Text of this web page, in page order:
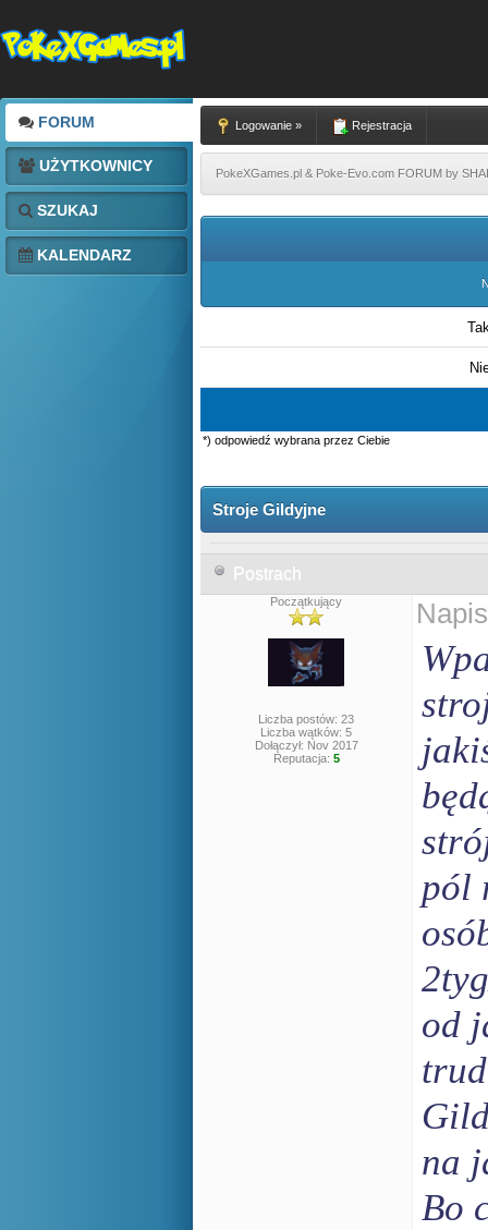
FORUM
UŻYTKOWNICY
SZUKAJ
KALENDARZ
Logowanie » Rejestracja
PokeXGames.pl & Poke-Evo.com FORUM by
*) odpowiedź wybrana przez Ciebie
Stroje Gildyjne
Postrach
Początkujący
Liczba postów: 23
Liczba wątków: 5
Dołączył: Nov 2017
Reputacja: 5
pól
od
na
Bo